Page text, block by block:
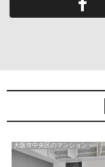
大阪市中央区のマンション